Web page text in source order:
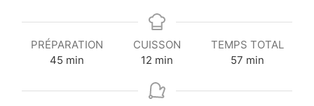
PRÉPARATION
45m
n
min
CUISSON
12 m
n
min
TEMPS TOTAL
57m
n
min